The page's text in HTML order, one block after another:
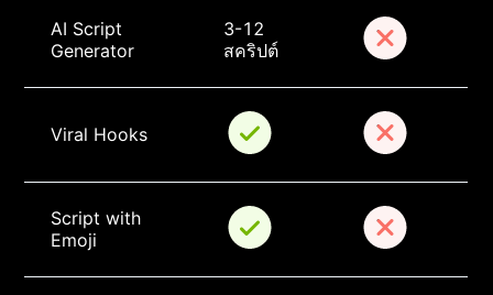
AI Script
Generator
3-12
สคริปต์
Viral Hooks
Script with
Emoji